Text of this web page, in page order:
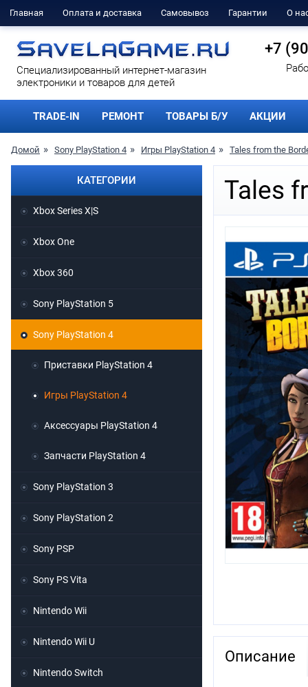
Главная Оплата и доставка Самовывоз Гарантии О
Cпециализированный интернет-магазин
электроники и товаров для детей
+7
TRADE-IN РЕМОНТ ТОВАРЫ Б/У АКЦИИ
Домой Sony PlayStation 4 Игры PlayStation 4 Tales from the
Tales
Описание
КАТЕГОРИИ
Xbox Series X|S
Xbox One
Xbox 360
Sony PlayStation 5
Sony PlayStation 4
Приставки PlayStation 4
Игры PlayStation 4
Аксессуары PlayStation 4
Запчасти PlayStation 4
Sony PlayStation 3
Sony PlayStation 2
Sony PSP
Sony PS Vita
Nintendo Wii
Nintendo Wii U
Nintendo Switch